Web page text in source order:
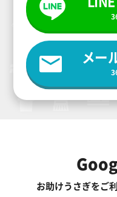
メー
お助けうさぎをご